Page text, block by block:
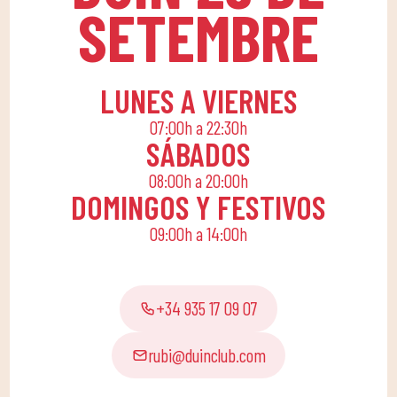
compañerismo. ​Para
ello, apostamos por una
cuota familiar que
permita a toda la
familia conciliar su
rutina diaria con una
vida activa, ofreciendo
actividades lúdicas y
educativas para que los
pequeños de casa
SETEMBRE
LUNES A VIERNES
07:00h a 22:30h
SÁBADOS
08:00h a 20:00h
DOMINGOS Y FESTIVOS
09:00h a 14:00h
+34 935 17 09 07
rubi@duinclub.com